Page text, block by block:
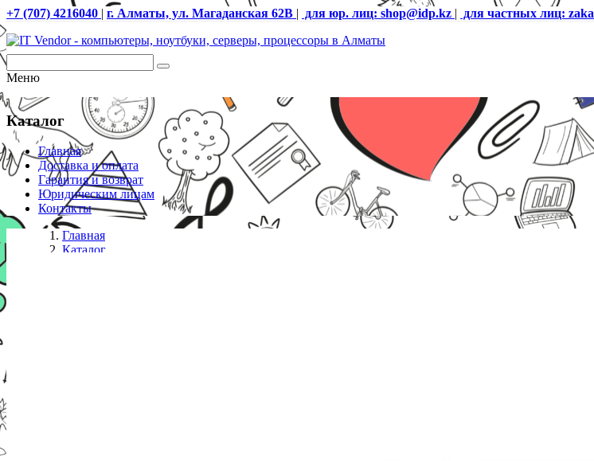
+7 (707) 4216040 | г. Алматы, ул. Магаданская 62В | для юр. лиц: shop@idp.kz | для частных лиц:
Меню
Каталог
Главная
Доставка и оплата
Гарантия и возврат
Юридическим лицам
Контакты
Главная
Каталог